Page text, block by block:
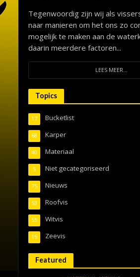
Tegenwoordig zijn wij als
naar manieren om het ons zo
mogelijk te maken aan de
daarin meerdere factoren...
LEES MEER...
Topics
Bucketlist
17
Karper
68
Materiaal
40
Niet gecategoriseerd
5
Nieuws
75
Roofvis
53
Witvis
55
Zeevis
15
Featured